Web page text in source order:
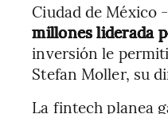
Ciudad de México -
millones liderada
inversión le
Stefan Moller, su
La fintech planea